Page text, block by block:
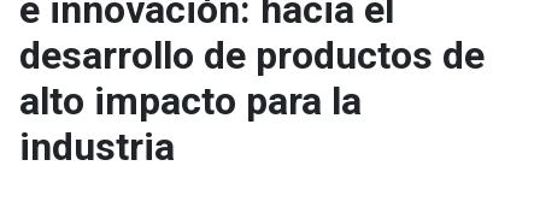
e innovación: hacia el
desarrollo de productos de
alto impacto para la
industria